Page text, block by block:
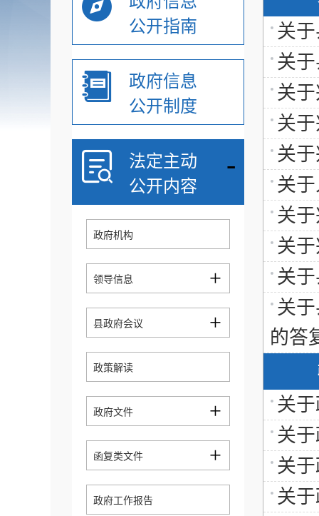
公开指南
政府信息
公开制度
法定主动
公开内容
-
政府机构
领导信息 +
县政府会议 +
政策解读
政府文件 +
函复类文件 +
政府工作报告
关
关
关
关
关
关
关
关
关
关
的答
关
关
关
关